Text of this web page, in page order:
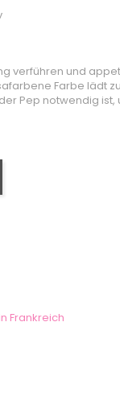
verführen und
Farbe lädt
Pep notwendig ist,
Frankreich